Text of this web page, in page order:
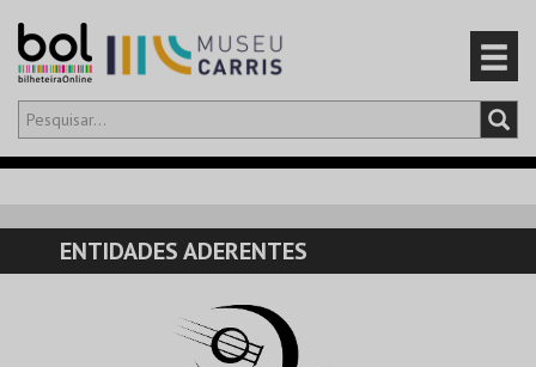
Olá,iniciar sessão
CARRINHO
EVENTOS
ENTIDADES ADERENTES